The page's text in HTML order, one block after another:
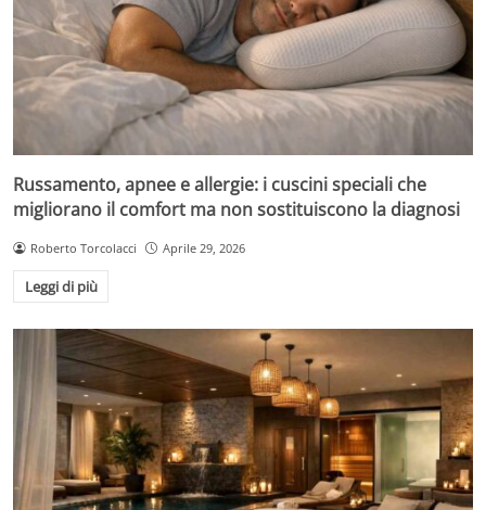
Russamento, apnee e allergie: i cuscini speciali che
migliorano il comfort ma non sostituiscono la diagnosi
Roberto Torcolacci Aprile 29, 2026
Leggi di più